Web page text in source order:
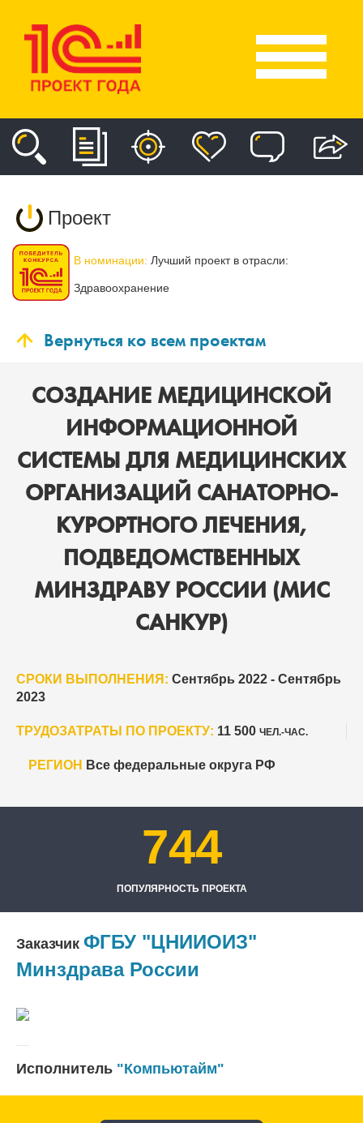
Проект
В номинации: Лучший проект в отрасли:
Здравоохранение
Вернуться ко всем проектам
СОЗДАНИЕ МЕДИЦИНСКОЙ
ИНФОРМАЦИОННОЙ
СИСТЕМЫ ДЛЯ МЕДИЦИНСКИХ
ОРГАНИЗАЦИЙ САНАТОРНО-
КУРОРТНОГО ЛЕЧЕНИЯ,
ПОДВЕДОМСТВЕННЫХ
МИНЗДРАВУ РОССИИ (МИС
САНКУР)
СРОКИ ВЫПОЛНЕНИЯ: Сентябрь 2022 - Сентябрь
2023
ТРУДОЗАТРАТЫ ПО ПРОЕКТУ: 11 500 ЧЕЛ.-ЧАС.
РЕГИОН Все федеральные округа РФ
744
ПОПУЛЯРНОСТЬ ПРОЕКТА
Заказчик ФГБУ "ЦНИИОИЗ"
Минздрава России
Исполнитель "Компьютайм"